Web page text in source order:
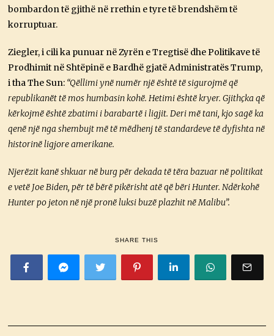
bombardon të gjithë në rrethin e tyre të brendshëm të
korruptuar.
Ziegler, i cili ka punuar në Zyrën e Tregtisë dhe Politikave të
Prodhimit në Shtëpinë e Bardhë gjatë Administratës Trump,
i tha The Sun: “Qëllimi ynë numër një është të sigurojmë që
republikanët të mos humbasin kohë. Hetimi është kryer. Gjithçka që
kërkojmë është zbatimi i barabartë i ligjit. Deri më tani, kjo sagë ka
qenë një nga shembujt më të mëdhenj të standardeve të dyfishta në
historinë ligjore amerikane.
Njerëzit kanë shkuar në burg për dekada të tëra bazuar në politikat
e vetë Joe Biden, për të bërë pikërisht atë që bëri Hunter. Ndërkohë
Hunter po jeton në një pronë luksi buzë plazhit në Malibu”.
SHARE THIS